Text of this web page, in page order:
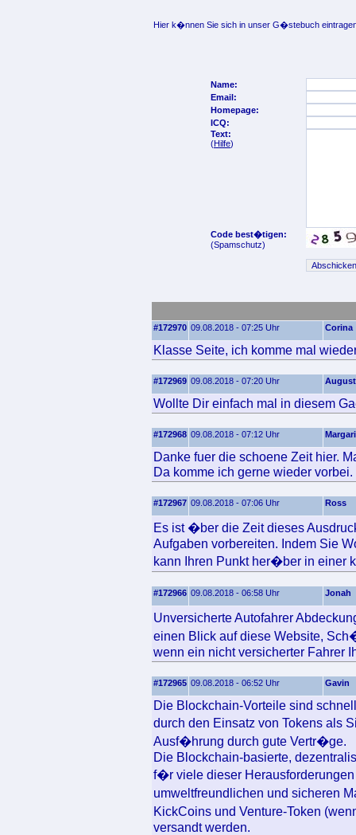
Hier k�nnen Sie sich in unser G�stebuch
Name:
Email:
Homepage:
ICQ:
Text:
(Hilfe)
Code best�tigen:
(Spamschutz)
#172970 09.08.2018 - 07:25 Uhr Corina
Klasse Seite, ich komme mal
#172969 09.08.2018 - 07:20 Uhr August
Wollte Dir einfach mal in diesem
#172968 09.08.2018 - 07:12 Uhr
Danke fuer die schoene Zeit hier.
Da komme ich gerne wieder vorbei.
#172967 09.08.2018 - 07:06 Uhr Ross
Es ist �ber die Zeit dieses
Aufgaben vorbereiten. Indem Sie
kann Ihren Punkt her�ber in einer
#172966 09.08.2018 - 06:58 Uhr Jonah
Unversicherte Autofahrer
einen Blick auf diese Website,
wenn ein nicht versicherter Fahrer
#172965 09.08.2018 - 06:52 Uhr Gavin
Die Blockchain-Vorteile sind
durch den Einsatz von Tokens als
Ausf�hrung durch gute Vertr�ge.
Die Blockchain-basierte,
f�r viele dieser
umweltfreundlichen und sicheren
KickCoins und Venture-Token
versandt werden.